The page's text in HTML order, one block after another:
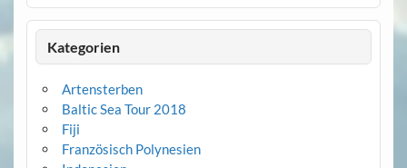
Kategorien
Artensterben
Baltic Sea Tour 2018
Fiji
Französisch Polynesien